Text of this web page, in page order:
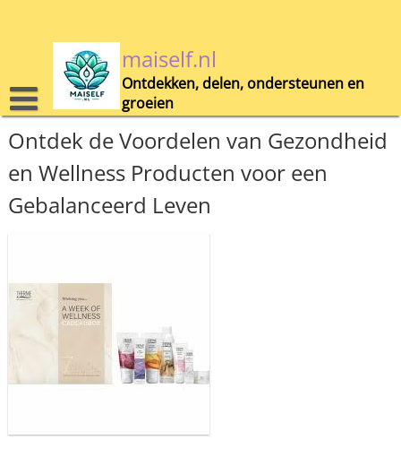
maiself.nl
Ontdekken, delen, ondersteunen en
groeien
Ontdek de Voordelen van Gezondheid
en Wellness Producten voor een
Gebalanceerd Leven